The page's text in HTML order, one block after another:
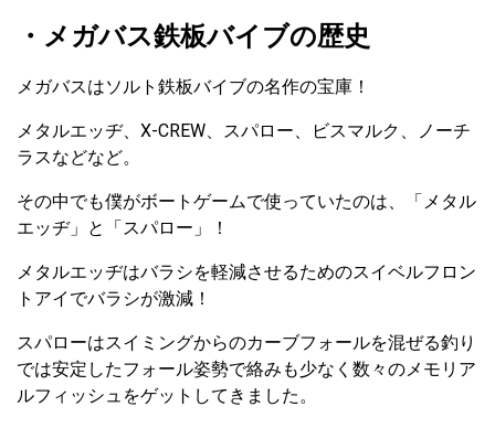
・メガバス鉄板バイブの歴史
メガバスはソルト鉄板バイブの名作の宝庫！
メタルエッヂ、X-CREW、スパロー、ビスマルク、ノーチ
ラスなどなど。
その中でも僕がボートゲームで使っていたのは、「メタル
エッヂ」と「スパロー」！
メタルエッヂはバラシを軽減させるためのスイベルフロン
トアイでバラシが激減！
スパローはスイミングからのカーブフォールを混ぜる釣り
では安定したフォール姿勢で絡みも少なく数々のメモリア
ルフィッシュをゲットしてきました。